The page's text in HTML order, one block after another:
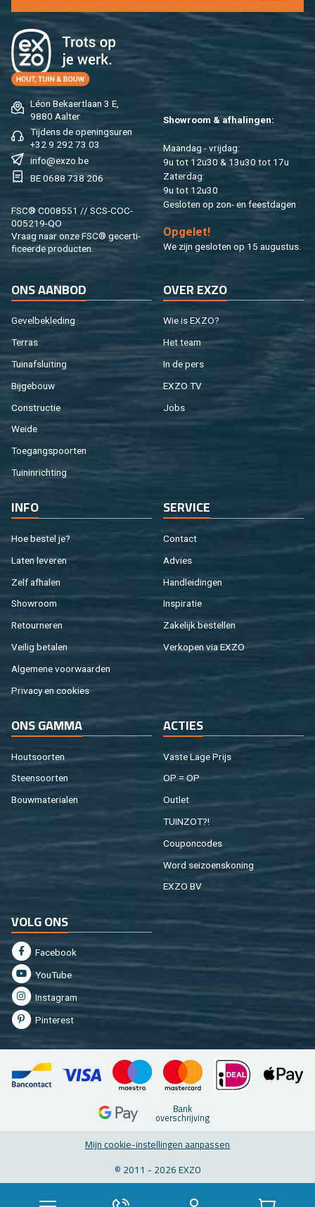
Léon Be­kaert­laan 3 E,
9880 Aal­ter
Tij­dens de ope­nings­uren
+32 9 292 73 03
info@​exzo.​be
BE 0688 738 206
FSC® C008551 // SCS-COC-
005219-QO
Vraag naar onze FSC® ge­cer­ti­
fi­ceer­de pro­duc­ten.
Show­room & af­ha­lin­gen:
Maan­dag - vrij­dag:
9u tot 12u30 & 13u30 tot 17u
Za­ter­dag:
9u tot 12u30
Ge­slo­ten op zon- en feest­da­gen
Op­ge­let!
We zijn ge­slo­ten op 15 au­gus­tus.
ONS AAN­BOD
Ge­vel­be­kle­ding
Ter­ras
Tuin­af­slui­ting
Bij­ge­bouw
Con­struc­tie
Weide
Toe­gangs­poor­ten
Tuin­in­rich­ting
OVER EXZO
Wie is EXZO?
Het team
In de pers
EXZO TV
Jobs
INFO
Hoe be­stel je?
Laten le­ve­ren
Zelf af­ha­len
Show­room
Re­tour­ne­ren
Vei­lig be­ta­len
Al­ge­me­ne voor­waar­den
Pri­va­cy en coo­kies
SER­VI­CE
Con­tact
Ad­vies
Hand­lei­din­gen
In­spi­ra­tie
Za­ke­lijk be­stel­len
Ver­ko­pen via EXZO
ONS GAMMA
Hout­soor­ten
Steen­soor­ten
Bouw­ma­te­ri­a­len
AC­TIES
Vaste Lage Prijs
OP = OP
Out­let
TUIN­ZOT?!
Cou­pon­co­des
Word sei­zoens­ko­ning
EXZO BV
VOLG ONS
Fa­cebook
You­Tu­be
In­st­agram
Pin­te­rest
Bank
over­schrij­ving
Mijn coo­kie-in­stel­lin­gen aan­pas­sen
© 2011 - 2026 EXZO